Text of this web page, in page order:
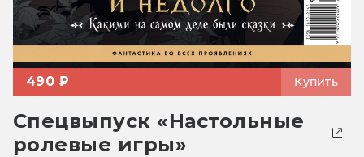
490 ₽ Купить
Спецвыпуск «Настольные
ролевые игры»